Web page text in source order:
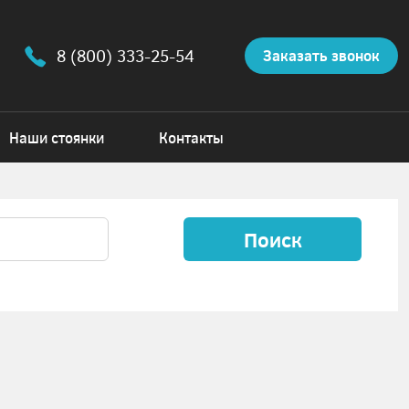
8 (800) 333-25-54 Заказать звонок
Наши стоянки Контакты
Поиск